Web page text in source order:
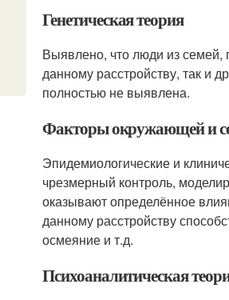
Генетическая теория
Выявлено, что люди из семей,
данному расстройству, так и
полностью не выявлена.
Факторы окружающей и
Эпидемиологические и
чрезмерный контроль,
оказывают определённое
данному расстройству
осмеяние и т.д.
Психоаналитическая